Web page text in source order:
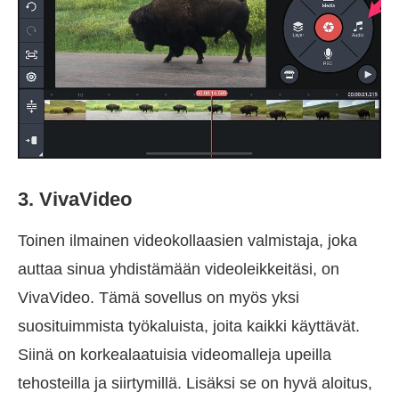
3. VivaVideo
Toinen ilmainen videokollaasien valmistaja, joka
auttaa sinua yhdistämään videoleikkeitäsi, on
VivaVideo. Tämä sovellus on myös yksi
suosituimmista työkaluista, joita kaikki käyttävät.
Siinä on korkealaatuisia videomalleja upeilla
tehosteilla ja siirtymillä. Lisäksi se on hyvä aloitus,